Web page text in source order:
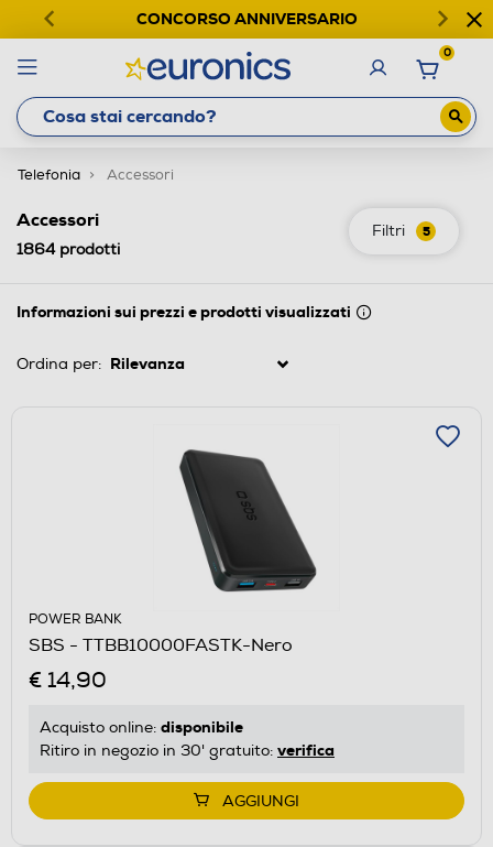
CONCORSO ANNIVERSARIO
0
Telefonia Accessori
Filtri 5
Accessori
1864prodotti
Informazioni sui prezzi e prodotti visualizzati
Ordina per:
POWER BANK
SBS - TTBB10000FASTK-Nero
€ 14,90
Acquisto online: disponibile
Ritiro in negozio in 30' gratuito: verifica
AGGIUNGI